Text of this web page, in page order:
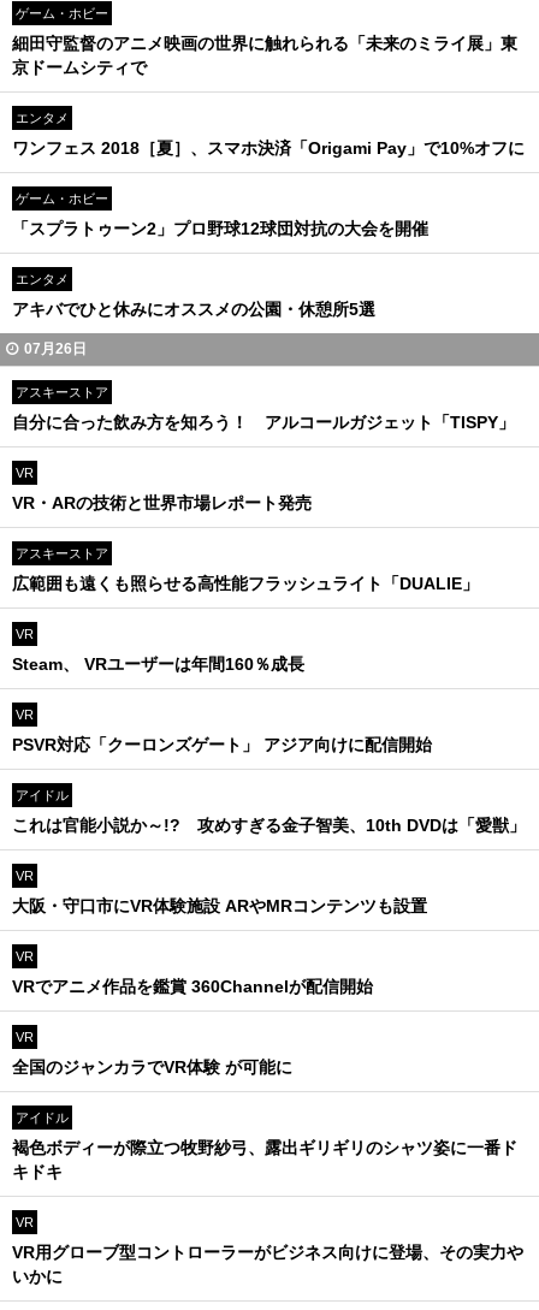
ゲーム・ホビー
細田守監督のアニメ映画の世界に触れられる「未来のミライ展」東
京ドームシティで
エンタメ
ワンフェス 2018［夏］、スマホ決済「Origami Pay」で10%オフに
ゲーム・ホビー
「スプラトゥーン2」プロ野球12球団対抗の大会を開催
エンタメ
アキバでひと休みにオススメの公園・休憩所5選
07月26日
アスキーストア
自分に合った飲み方を知ろう！ アルコールガジェット「TISPY」
VR
VR・ARの技術と世界市場レポート発売
アスキーストア
広範囲も遠くも照らせる高性能フラッシュライト「DUALIE」
VR
Steam、 VRユーザーは年間160％成長
VR
PSVR対応「クーロンズゲート」 アジア向けに配信開始
アイドル
これは官能小説か～!? 攻めすぎる金子智美、10th DVDは「愛獣」
VR
大阪・守口市にVR体験施設 ARやMRコンテンツも設置
VR
VRでアニメ作品を鑑賞 360Channelが配信開始
VR
全国のジャンカラでVR体験 が可能に
アイドル
褐色ボディーが際立つ牧野紗弓、露出ギリギリのシャツ姿に一番ド
キドキ
VR
VR用グローブ型コントローラーがビジネス向けに登場、その実力や
いかに